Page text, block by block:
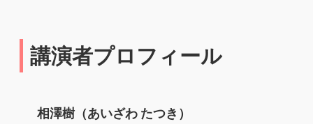
講演者プロフィール
相澤樹（あいざわ たつき）